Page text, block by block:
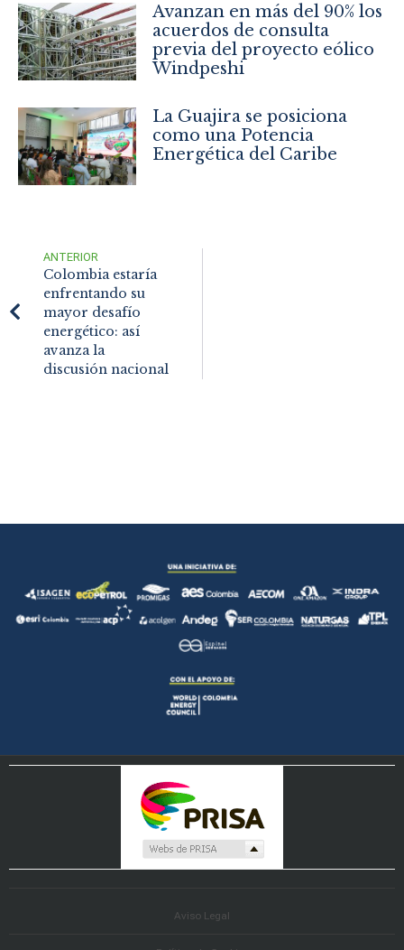
Avanzan en más del 90% los
acuerdos de consulta
previa del proyecto eólico
Windpeshi
La Guajira se posiciona
como una Potencia
Energética del Caribe
ANTERIOR
Colombia estaría
enfrentando su
mayor desafío
energético: así
avanza la
discusión nacional
Aviso Legal